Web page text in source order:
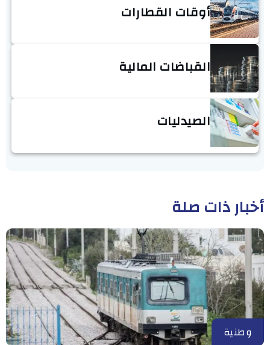
أوقات القطارات
القباضات المالية
الصيدليات
أخبار ذات صلة
وطنية